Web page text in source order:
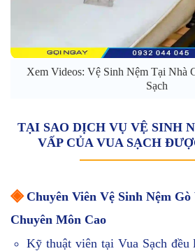
Xem Videos: Vệ Sinh Nệm Tại Nhà
Sạch
TẠI SAO DỊCH VỤ VỆ SINH
VẤP CỦA VUA SẠCH
◈Chuyên Viên Vệ Sinh Nệm
Chuyên Môn Cao
Kỹ thuật viên tại Vua Sạch